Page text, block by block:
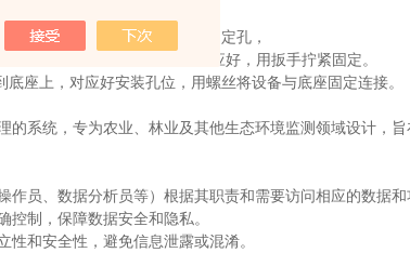
的水泥平台。
行打孔。每个固定脚打两个固定孔，
固定孔与8个膨胀螺丝孔位对应好，用扳手拧紧固定。
座上，对应好安装孔位，用螺丝将设备与底座固定连接。
的系统，专为农业、林业及其他生态环境监测领域设计，
员、数据分析员等）根据其职责和需要访问相应的数据和
制，保障数据安全和隐私。
和安全性，避免信息泄露或混淆。